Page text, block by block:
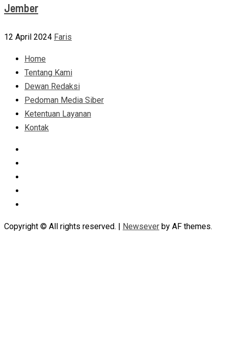
Jember
12 April 2024 Faris
Home
Tentang Kami
Dewan Redaksi
Pedoman Media Siber
Ketentuan Layanan
Kontak
Copyright © All rights reserved. | Newsever by AF themes.